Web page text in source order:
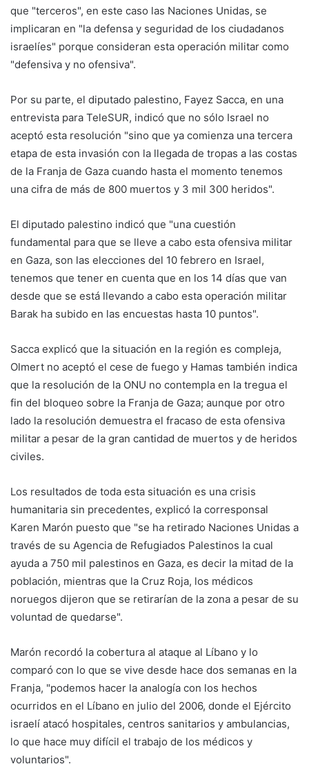
que "terceros", en este caso las Naciones Unidas, se
implicaran en "la defensa y seguridad de los ciudadanos
israelíes" porque consideran esta operación militar como
"defensiva y no ofensiva".
Por su parte, el diputado palestino, Fayez Sacca, en una
entrevista para TeleSUR, indicó que no sólo Israel no
aceptó esta resolución "sino que ya comienza una tercera
etapa de esta invasión con la llegada de tropas a las costas
de la Franja de Gaza cuando hasta el momento tenemos
una cifra de más de 800 muertos y 3 mil 300 heridos".
El diputado palestino indicó que "una cuestión
fundamental para que se lleve a cabo esta ofensiva militar
en Gaza, son las elecciones del 10 febrero en Israel,
tenemos que tener en cuenta que en los 14 días que van
desde que se está llevando a cabo esta operación militar
Barak ha subido en las encuestas hasta 10 puntos".
Sacca explicó que la situación en la región es compleja,
Olmert no aceptó el cese de fuego y Hamas también indica
que la resolución de la ONU no contempla en la tregua el
fin del bloqueo sobre la Franja de Gaza; aunque por otro
lado la resolución demuestra el fracaso de esta ofensiva
militar a pesar de la gran cantidad de muertos y de heridos
civiles.
Los resultados de toda esta situación es una crisis
humanitaria sin precedentes, explicó la corresponsal
Karen Marón puesto que "se ha retirado Naciones Unidas a
través de su Agencia de Refugiados Palestinos la cual
ayuda a 750 mil palestinos en Gaza, es decir la mitad de la
población, mientras que la Cruz Roja, los médicos
noruegos dijeron que se retirarían de la zona a pesar de su
voluntad de quedarse".
Marón recordó la cobertura al ataque al Líbano y lo
comparó con lo que se vive desde hace dos semanas en la
Franja, "podemos hacer la analogía con los hechos
ocurridos en el Líbano en julio del 2006, donde el Ejército
israelí atacó hospitales, centros sanitarios y ambulancias,
lo que hace muy difícil el trabajo de los médicos y
voluntarios".